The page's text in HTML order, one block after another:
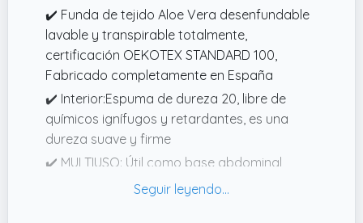
✔️ Funda de tejido Aloe Vera desenfundable
lavable y transpirable totalmente,
certificación OEKOTEX STANDARD 100,
Fabricado completamente en España
✔️ Interior:Espuma de dureza 20, libre de
químicos ignífugos y retardantes, es una
dureza suave y firme
✔️ MULTIUSO: Útil como base abdominal
adulto para la embarazada, relajación de